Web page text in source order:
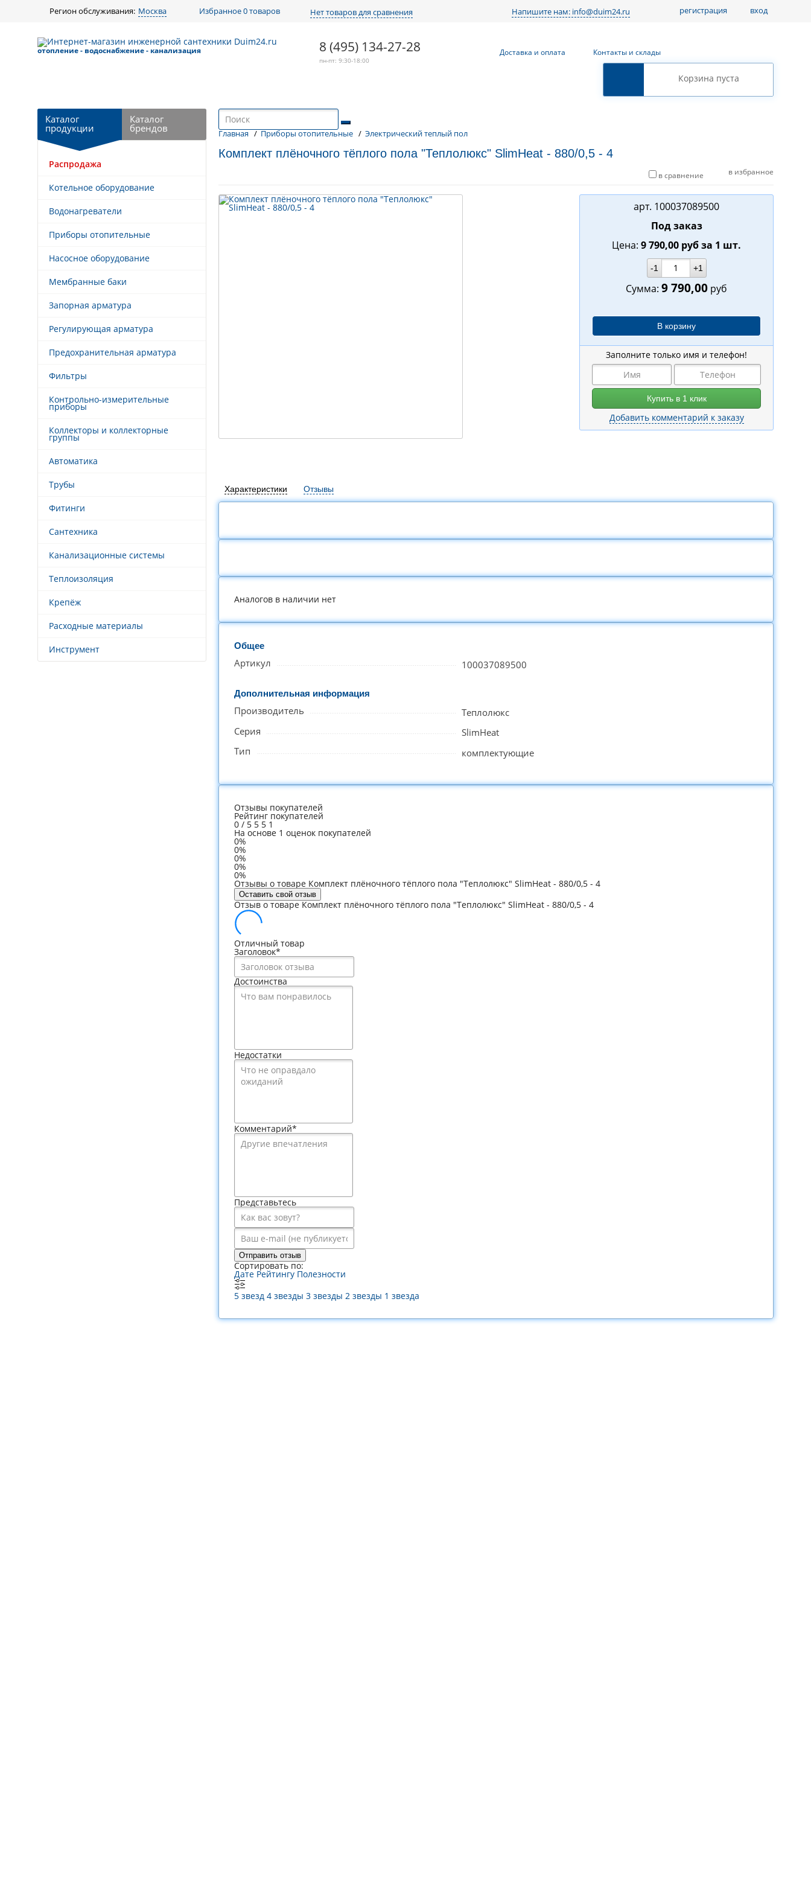
Регион обслуживания: Москва Избранное0 товаров Нет товаров для сравнения Напишите нам: info@duim24.ru вход
регистрация
отопление - водоснабжение - канализация 8 (495) 134-27-28
пн-пт: 9:30-18:00
Доставка и оплата Контакты и склады
Корзина пуста
Главная / Приборы отопительные / Электрический теплый пол
Комплект плёночного тёплого пола "Теплолюкс" SlimHeat - 880/0,5 - 4
в избранное
в сравнение
арт. 100037089500
Под заказ
Цена: 9 790,00 рубза 1 шт.
-1 +1
Сумма: 9 790,00 руб
Заполните только имя и телефон!
Добавить комментарий к заказу
Характеристики Отзывы
Аналогов в наличии нет
Общее
Артикул 100037089500
Дополнительная информация
Производитель
Теплолюкс
Серия
SlimHeat
Тип
комплектующие
Отзывы покупателей
Рейтинг покупателей
0 / 5 5 5 1
На основе 1 оценок покупателей
0%
0%
0%
0%
0%
Отзывы о товаре Комплект плёночного тёплого пола "Теплолюкс" SlimHeat - 880/0,5 - 4
Оставить свой отзыв
Отзыв о товаре Комплект плёночного тёплого пола "Теплолюкс" SlimHeat - 880/0,5 - 4
Отличный товар
Заголовок*
Достоинства
Недостатки
Комментарий*
Представьтесь
Отправить отзыв
Сортировать по:
Дате Рейтингу Полезности
5 звезд 4 звезды 3 звезды 2 звезды 1 звезда
Каталог
продукции
Каталог
брендов
Распродажа
Котельное оборудование
Водонагреватели
Приборы отопительные
Насосное оборудование
Мембранные баки
Запорная арматура
Регулирующая арматура
Предохранительная арматура
Фильтры
Контрольно-измерительные
приборы
Коллекторы и коллекторные
группы
Автоматика
Трубы
Фитинги
Сантехника
Канализационные системы
Теплоизоляция
Крепёж
Расходные материалы
Инструмент
Назад к выбору